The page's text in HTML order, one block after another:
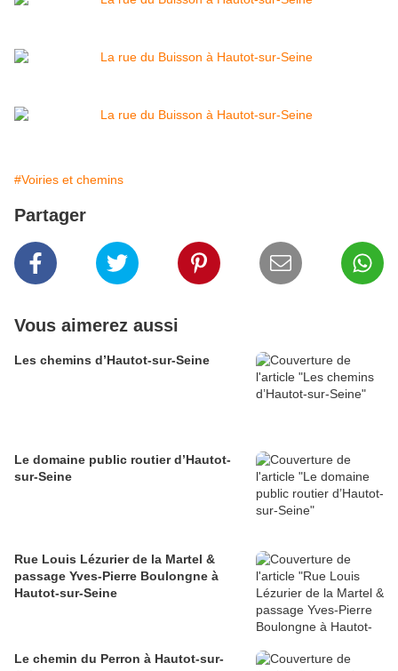
#Voiries et chemins
Partager
Vous aimerez aussi
Les chemins d’Hautot-sur-Seine
Le domaine public routier d’Hautot-
sur-Seine
Rue Louis Lézurier de la Martel &
passage Yves-Pierre Boulongne à
Hautot-sur-Seine
Le chemin du Perron à Hautot-sur-